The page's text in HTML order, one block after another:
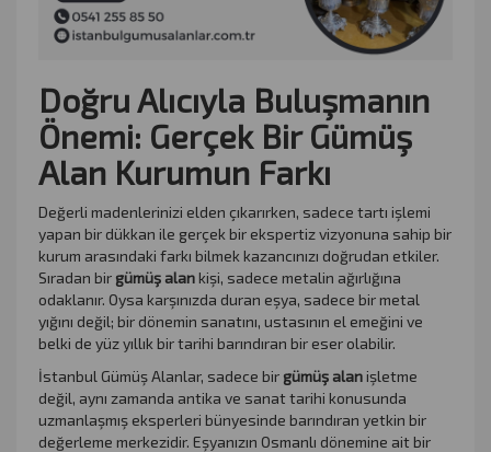
Doğru Alıcıyla Buluşmanın
Önemi: Gerçek Bir Gümüş
Alan Kurumun Farkı
Değerli madenlerinizi elden çıkarırken, sadece tartı işlemi
yapan bir dükkan ile gerçek bir ekspertiz vizyonuna sahip bir
kurum arasındaki farkı bilmek kazancınızı doğrudan etkiler.
Sıradan bir gümüş alankişi, sadece metalin ağırlığına
odaklanır. Oysa karşınızda duran eşya, sadece bir metal
yığını değil; bir dönemin sanatını, ustasının el emeğini ve
belki de yüz yıllık bir tarihi barındıran bir eser olabilir.
İstanbul Gümüş Alanlar, sadece bir gümüş alanişletme
değil, aynı zamanda antika ve sanat tarihi konusunda
uzmanlaşmış eksperleri bünyesinde barındıran yetkin bir
değerleme merkezidir. Eşyanızın Osmanlı dönemine ait bir